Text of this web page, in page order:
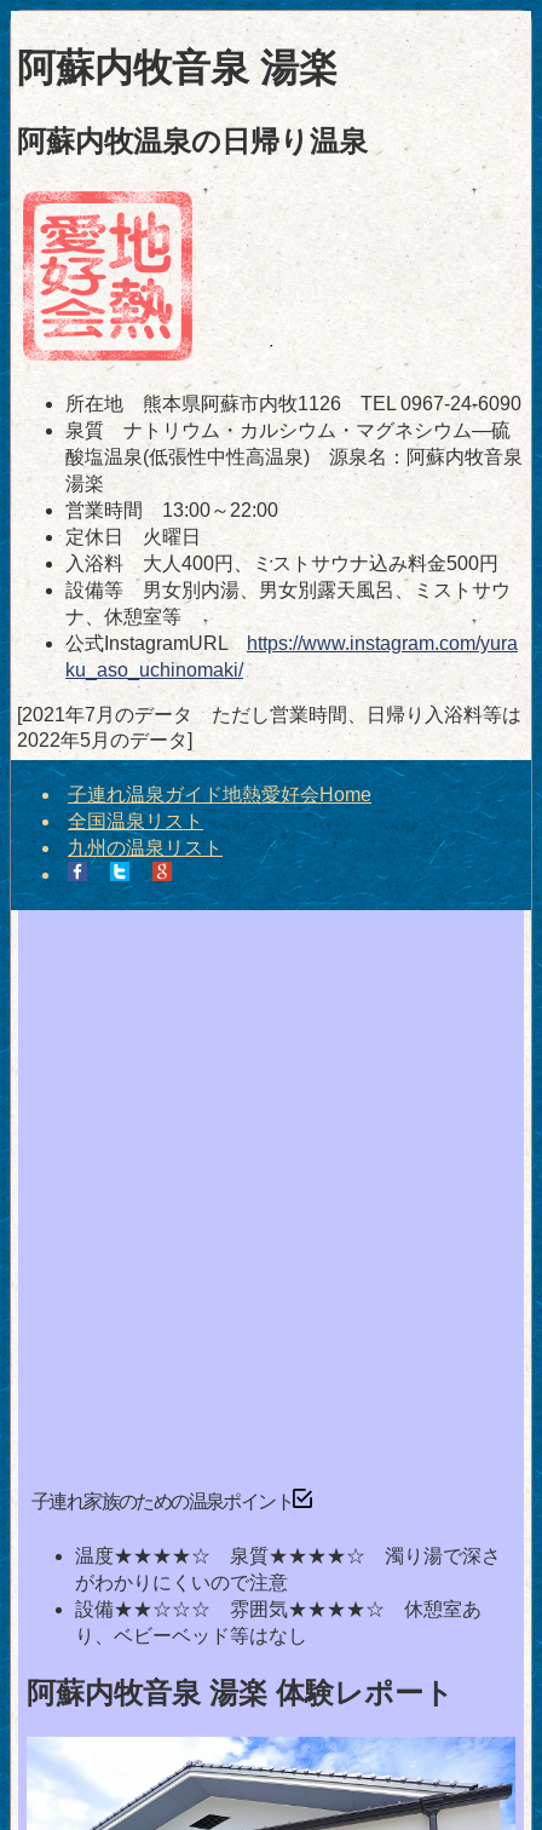
阿蘇内牧音泉 湯楽
阿蘇内牧温泉の日帰り温泉
所在地 熊本県阿蘇市内牧1126 TEL 0967-24-6090
泉質 ナトリウム・カルシウム・マグネシウム―硫
酸塩温泉(低張性中性高温泉) 源泉名：阿蘇内牧音泉
湯楽
営業時間 13:00～22:00
定休日 火曜日
入浴料 大人400円、ミストサウナ込み料金500円
設備等 男女別内湯、男女別露天風呂、ミストサウ
ナ、休憩室等
公式InstagramURL https://www.instagram.com/yura
ku_aso_uchinomaki/
[2021年7月のデータ ただし営業時間、日帰り入浴料等は
2022年5月のデータ]
子連れ温泉ガイド地熱愛好会Home
全国温泉リスト
九州の温泉リスト
子連れ家族のための温泉ポイント
温度★★★★☆ 泉質★★★★☆ 濁り湯で深さ
がわかりにくいので注意
設備★★☆☆☆ 雰囲気★★★★☆ 休憩室あ
り、ベビーベッド等はなし
阿蘇内牧音泉 湯楽 体験レポート